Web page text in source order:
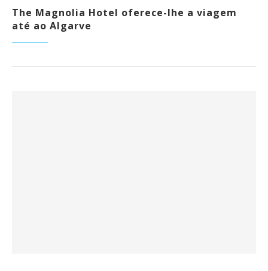
The Magnolia Hotel oferece-lhe a viagem
até ao Algarve